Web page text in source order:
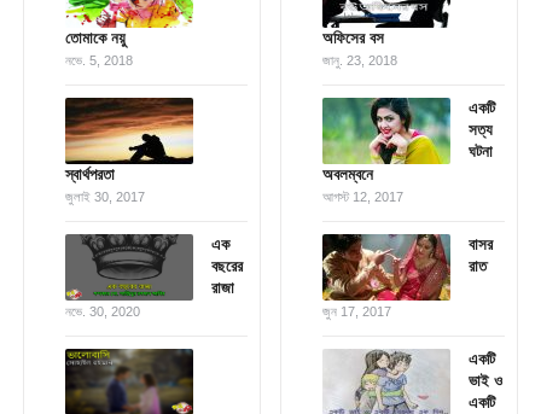
তোমাকে নয়ু
নভে. 5, 2018
স্বার্থপরতা
জুলাই 30, 2017
এক
বছরের
রাজা
নভে. 30, 2020
অফিসের বস
জানু. 23, 2018
একটি
সত্য
ঘটনা
অবলম্বনে
আগস্ট 12, 2017
বাসর
রাত
জুন 17, 2017
একটি
ভাই ও
একটি